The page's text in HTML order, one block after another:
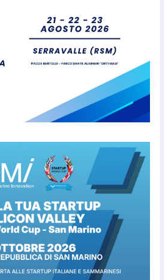
6 Agosto 2026
“San Marino Antiqua –
Leggende e storie del Titano”:
l’inequivocabile successo di
pubblico e di partecipazione
6 Agosto 2026